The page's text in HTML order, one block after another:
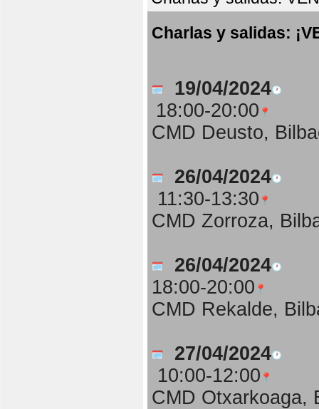
Charlas y salidas:
19/04/2024
18:00-20:00
CMD Deusto,
26/04/2024
11:30-13:30
CMD Zorroza,
26/04/2024
18:00-20:00
CMD Rekalde,
27/04/2024
10:00-12:00
CMD Otxarkoaga,